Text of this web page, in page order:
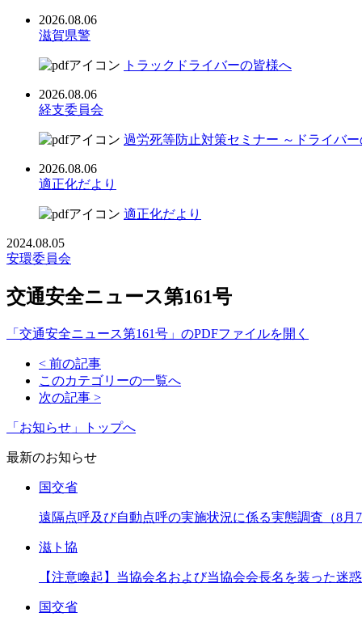
2026.08.06
滋賀県警
トラックドライバーの皆様へ
2026.08.06
経支委員会
過労死等防止対策セミナー ～ドライバ
2026.08.06
適正化だより
適正化だより
2024.08.05
安環委員会
交通安全ニュース第161号
「交通安全ニュース第161号」のPDFファイルを開く
< 前の記事
このカテゴリーの一覧へ
次の記事 >
「お知らせ」トップへ
最新のお知らせ
国交省
遠隔点呼及び自動点呼の実施状況に係る実態調査（8月7
滋ト協
【注意喚起】当協会名および当協会会長名を装った迷
国交省